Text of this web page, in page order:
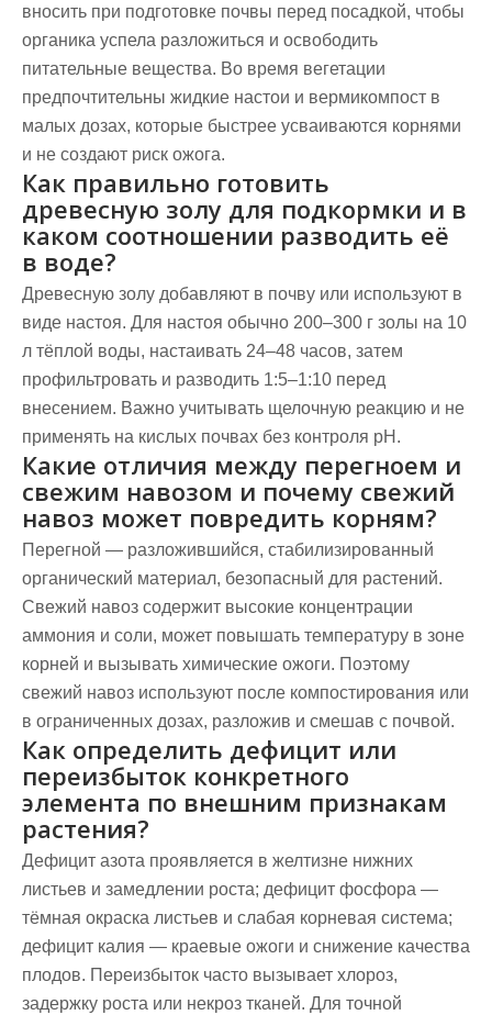
вносить при подготовке почвы перед посадкой, чтобы
органика успела разложиться и освободить
питательные вещества. Во время вегетации
предпочтительны жидкие настои и вермикомпост в
малых дозах, которые быстрее усваиваются корнями
и не создают риск ожога.
Как правильно готовить
древесную золу для подкормки и в
каком соотношении разводить её
в воде?
Древесную золу добавляют в почву или используют в
виде настоя. Для настоя обычно 200–300 г золы на 10
л тёплой воды, настаивать 24–48 часов, затем
профильтровать и разводить 1:5–1:10 перед
внесением. Важно учитывать щелочную реакцию и не
применять на кислых почвах без контроля pH.
Какие отличия между перегноем и
свежим навозом и почему свежий
навоз может повредить корням?
Перегной — разложившийся, стабилизированный
органический материал, безопасный для растений.
Свежий навоз содержит высокие концентрации
аммония и соли, может повышать температуру в зоне
корней и вызывать химические ожоги. Поэтому
свежий навоз используют после компостирования или
в ограниченных дозах, разложив и смешав с почвой.
Как определить дефицит или
переизбыток конкретного
элемента по внешним признакам
растения?
Дефицит азота проявляется в желтизне нижних
листьев и замедлении роста; дефицит фосфора —
тёмная окраска листьев и слабая корневая система;
дефицит калия — краевые ожоги и снижение качества
плодов. Переизбыток часто вызывает хлороз,
задержку роста или некроз тканей. Для точной